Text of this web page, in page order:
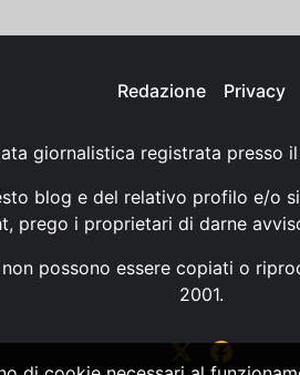
Redazione Privacy
giornalistica registrata presso
blog e del relativo profilo e/o
prego i proprietari di darne
possono essere copiati o
2001.